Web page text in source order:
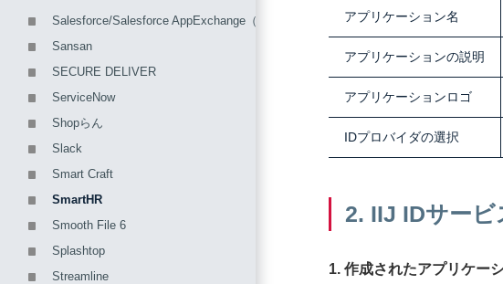
アプリケーション名
アプリケーションの説明
アプリケーションロゴ
IDプロバイダの選択
2. IIJ IDサー
1. 作成されたアプリケー
Salesforce/Salesforce AppExchange（Team Spiritなど）
Sansan
SECURE DELIVER
ServiceNow
Shopらん
Slack
Smart Craft
SmartHR
Smooth File 6
Splashtop
Streamline